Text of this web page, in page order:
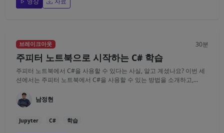
브레이크아웃 30분
주피터 노트북으로 시작하는 C# 학습
주피터 노트북에서 C#을 사용할 수 있다는 사실, 알고 계셨나요? 이번 세
션에서는 주피터 노트북에서 C#을 사용할 수 있는 방법을 소개하고,...
남정현
Jupyter C# 학습